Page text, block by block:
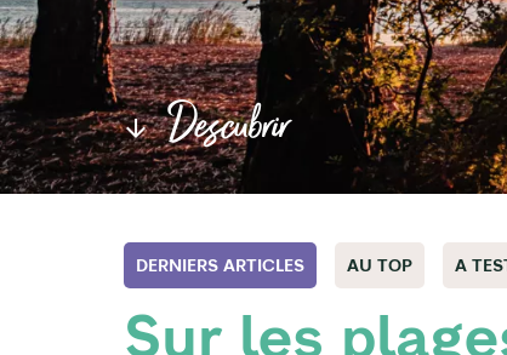
Descubrir
DERNIERS ARTICLES AU TOP A
Sur les